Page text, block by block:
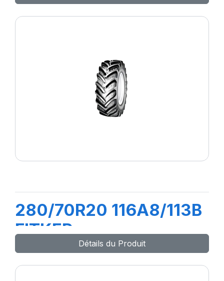
280/70R20 116A8/113B
FITKER
Détails du Produit